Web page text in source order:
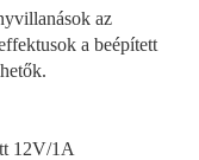
az
a beépített
12V/1A